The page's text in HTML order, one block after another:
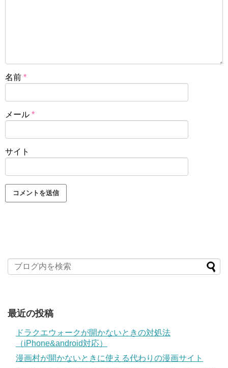
名前 *
メール *
サイト
最近の投稿
ドラクエウォークが開かないときの対処法
（iPhone&android対応）
漫画村が開かないときに使える代わりの漫画サイト